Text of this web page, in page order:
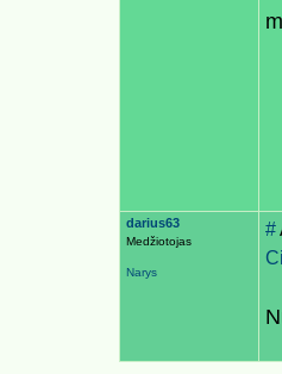
darius63
Medžiotojas
Narys
#